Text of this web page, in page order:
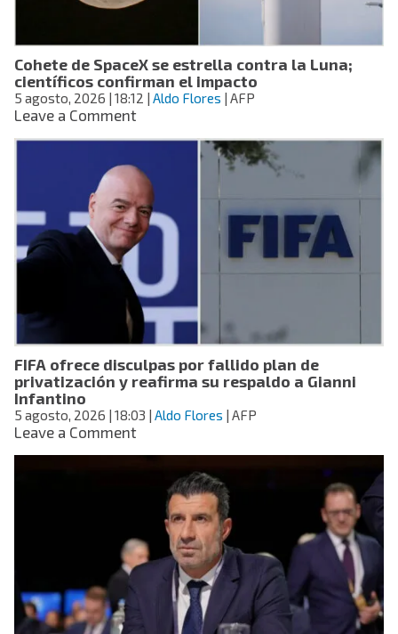
tras
historia
en
el
Tour
de
Francia
Cohete de SpaceX se estrella contra la Luna;
científicos confirman el impacto
5 agosto, 2026 | 18:12 | Aldo Flores | AFP
Leave a Commenton
SpaceX
se
estrella
contra
la
científicos
confirman
el
impacto
FIFA ofrece disculpas por fallido plan de
privatización y reafirma su respaldo a Gianni
Infantino
5 agosto, 2026 | 18:03 | Aldo Flores | AFP
Leave a Commenton
disculpas
fallido
plan
de
privatización
reafirma